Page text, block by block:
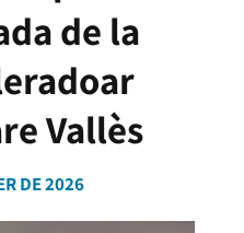
de la
Vallès
DE 2026